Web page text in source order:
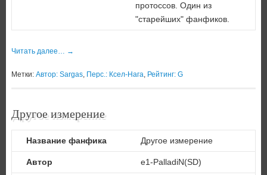
протоссов. Один из
"старейших" фанфиков.
Читать далее… →
Метки: Автор: Sargas, Перс.: Ксел-Нага, Рейтинг: G
Другое измерение
Название фанфика Другое измерение
Автор e1-PalladiN(SD)